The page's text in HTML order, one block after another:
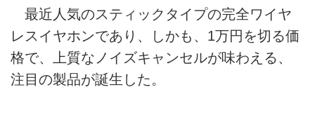
最近人気のスティックタイプの完全ワイヤ
レスイヤホンであり、しかも、1万円を切る価
格で、上質なノイズキャンセルが味わえる、
注目の製品が誕生した。